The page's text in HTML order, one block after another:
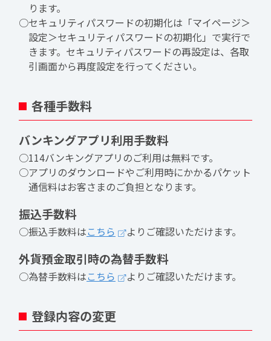
ります。
○セキュリティパスワードの初期化は「マイページ＞
設定＞セキュリティパスワードの初期化」で実行で
きます。セキュリティパスワードの再設定は、各取
引画面から再度設定を行ってください。
各種手数料
バンキングアプリ利用手数料
○114バンキングアプリのご利用は無料です。
○アプリのダウンロードやご利用時にかかるパケット
通信料はお客さまのご負担となります。
振込手数料
○振込手数料はこちら よりご確認いただけます。
外貨預金取引時の為替手数料
○為替手数料はこちら よりご確認いただけます。
登録内容の変更